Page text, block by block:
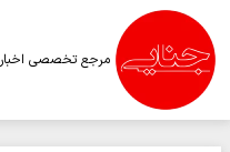
مرجع تخصصی